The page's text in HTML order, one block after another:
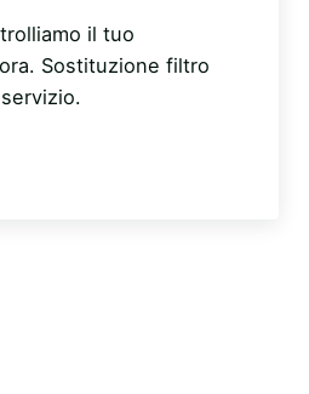
il tuo
Sostituzione filtro
auto